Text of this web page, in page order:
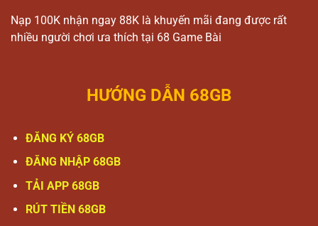
Nạp 100K nhận ngay 88K là khuyến mãi đang được rất
nhiều người chơi ưa thích tại 68 Game Bài
HƯỚNG DẪN 68GB
ĐĂNG KÝ 68GB
ĐĂNG NHẬP 68GB
TẢI APP 68GB
RÚT TIỀN 68GB